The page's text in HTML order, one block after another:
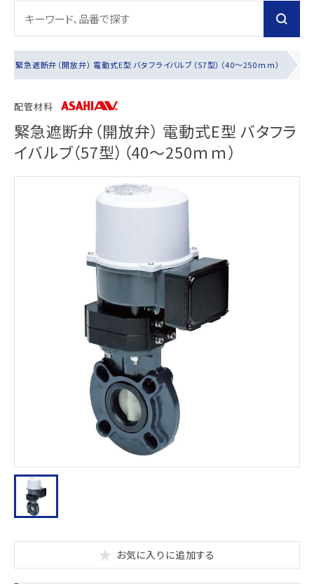
緊急遮断弁（開放弁） 電動式E型 バタフライバルブ（57型）（40～250ｍｍ）
配管材料
緊急遮断弁（開放弁） 電動式E型 バタフラ
イバルブ（57型）（40～250ｍｍ）
お気に入りに追加する